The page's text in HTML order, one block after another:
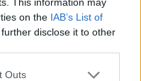
on the IAB’s List of
disclose it to other
Outs